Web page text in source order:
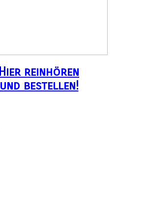
Hier reinhören
und bestellen!